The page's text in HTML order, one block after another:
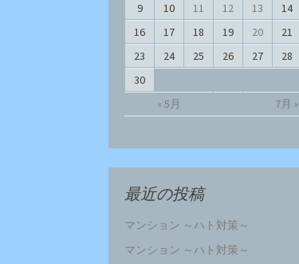
« 5月 7月 »
9
10 11 12 13 14
16
17 18 19 20 21
23
24 25 26 27 28
30
最近の投稿
マンション ～ハト対策～
マンション ～ハト対策～